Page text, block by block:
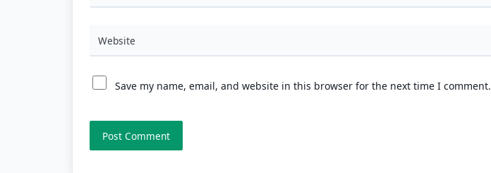
Website
Save my name, email, and website in this browser for the next time I comment.